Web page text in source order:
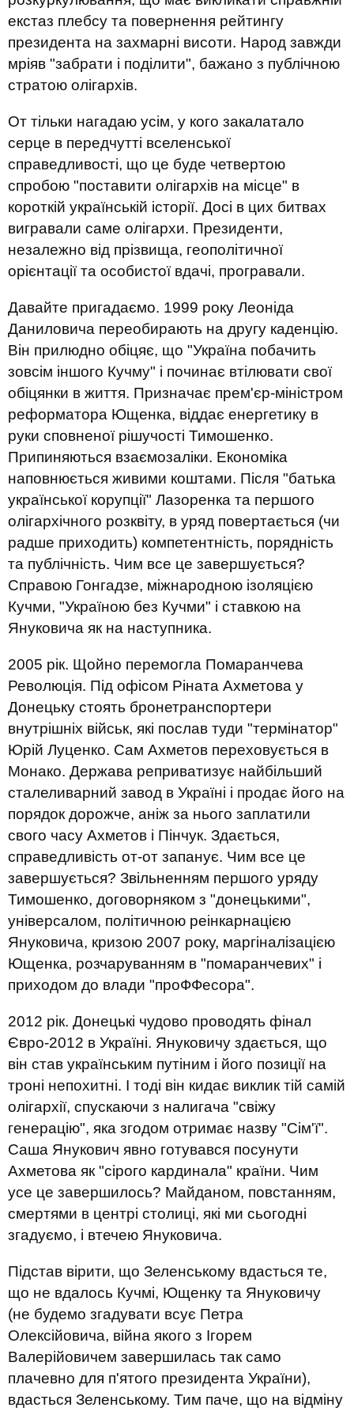
екстаз плебсу та повернення рейтингу
президента на захмарні висоти. Народ завжди
мріяв "забрати і поділити", бажано з публічною
стратою олігархів.
От тільки нагадаю усім, у кого закалатало
серце в передчутті вселенської
справедливості, що це буде четвертою
спробою "поставити олігархів на місце" в
короткій українській історії. Досі в цих битвах
вигравали саме олігархи. Президенти,
незалежно від прізвища, геополітичної
орієнтації та особистої вдачі, програвали.
Давайте пригадаємо. 1999 року Леоніда
Даниловича переобирають на другу каденцію.
Він прилюдно обіцяє, що "Україна побачить
зовсім іншого Кучму" і починає втілювати свої
обіцянки в життя. Призначає прем'єр-міністром
реформатора Ющенка, віддає енергетику в
руки сповненої рішучості Тимошенко.
Припиняються взаємозаліки. Економіка
наповнюється живими коштами. Після "батька
української корупції" Лазоренка та першого
олігархічного розквіту, в уряд повертається (чи
радше приходить) компетентність, порядність
та публічність. Чим все це завершується?
Справою Гонгадзе, міжнародною ізоляцією
Кучми, "Україною без Кучми" і ставкою на
Януковича як на наступника.
2005 рік. Щойно перемогла Помаранчева
Революція. Під офісом Ріната Ахметова у
Донецьку стоять бронетранспортери
внутрішніх військ, які послав туди "термінатор"
Юрій Луценко. Сам Ахметов переховується в
Монако. Держава реприватизує найбільший
сталеливарний завод в Україні і продає його на
порядок дорожче, аніж за нього заплатили
свого часу Ахметов і Пінчук. Здається,
справедливість от-от запанує. Чим все це
завершується? Звільненням першого уряду
Тимошенко, договорняком з "донецькими",
універсалом, політичною реінкарнацією
Януковича, кризою 2007 року, маргіналізацією
Ющенка, розчаруванням в "помаранчевих" і
приходом до влади "проФФесора".
2012 рік. Донецькі чудово проводять фінал
Євро-2012 в Україні. Януковичу здається, що
він став українським путіним і його позиції на
троні непохитні. І тоді він кидає виклик тій самій
олігархії, спускаючи з налигача "свіжу
генерацію", яка згодом отримає назву "Сім'ї".
Саша Янукович явно готувався посунути
Ахметова як "сірого кардинала" країни. Чим
усе це завершилось? Майданом, повстанням,
смертями в центрі столиці, які ми сьогодні
згадуємо, і втечею Януковича.
Підстав вірити, що Зеленському вдасться те,
що не вдалось Кучмі, Ющенку та Януковичу
(не будемо згадувати всує Петра
Олексійовича, війна якого з Ігорем
Валерійовичем завершилась так само
плачевно для п'ятого президента України),
вдасться Зеленському. Тим паче, що на відміну